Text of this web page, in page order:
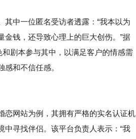
中一位匿名受访者透露：“我本以为
钱，还导致心理上的巨大创伤。”据
剧本参与其中，以满足客户的情感需
和不信任感。
恋网站为例，其拥有严格的实名认证机
寻找伴侣。该平台负责人表示：“我